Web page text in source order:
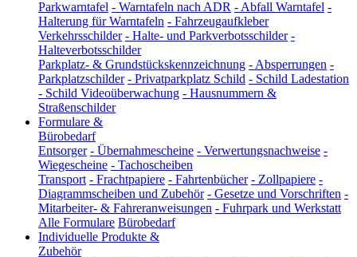
Parkwarntafel - Warntafeln nach ADR - Abfall Warntafel -
Halterung für Warntafeln - Fahrzeugaufkleber
Verkehrsschilder - Halte- und Parkverbotsschilder -
Halteverbotsschilder
Parkplatz- & Grundstückskennzeichnung - Absperrungen -
Parkplatzschilder - Privatparkplatz Schild - Schild Ladestation
- Schild Videoüberwachung - Hausnummern &
Straßenschilder
Formulare &
Bürobedarf
Entsorger - Übernahmescheine - Verwertungsnachweise -
Wiegescheine - Tachoscheiben
Transport - Frachtpapiere - Fahrtenbücher - Zollpapiere -
Diagrammscheiben und Zubehör - Gesetze und Vorschriften -
Mitarbeiter- & Fahreranweisungen - Fuhrpark und Werkstatt
Alle Formulare Bürobedarf
Individuelle Produkte &
Zubehör